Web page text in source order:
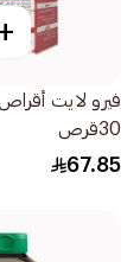
فيرو لايت
30قرص
67.85